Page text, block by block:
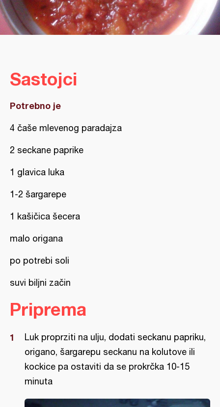
Sastojci
Potrebno je
4 čaše mlevenog paradajza
2 seckane paprike
1 glavica luka
1-2 šargarepe
1 kašičica šecera
malo origana
po potrebi soli
suvi biljni začin
Priprema
Luk proprziti na ulju, dodati seckanu papriku,
origano, šargarepu seckanu na kolutove ili
kockice pa ostaviti da se prokrčka 10-15
minuta